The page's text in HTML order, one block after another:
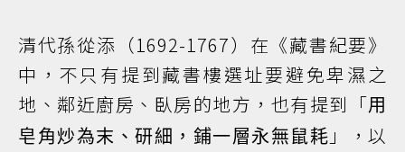
清代孫從添（1692-1767）在《藏書紀要》
中，不只有提到藏書樓選址要避免卑濕之
地、鄰近廚房、臥房的地方，也有提到「用
皂角炒為末、研細，鋪一層永無鼠耗 」，以